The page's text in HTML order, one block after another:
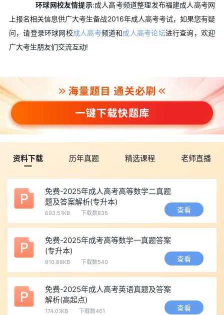
环球网校友情提示:成人高考频道整理发布福建成人高考网
上报名相关信息供广大考生备战2016年成人高考考试，如果您有疑
问，请登录环球网校成人高考频道和成人高考论坛进行查询，欢迎
广大考生朋友们交流互动!
资料下载 历年真题 精选课程 老师直播
免费-2025年成人高考高等数学二真题
题及答案解析(专升本)
693.51KB 下载数835 查看
免费-2025年成考高等数学一真题答案
(专升本)
910.88KB 下载数540 查看
免费-2025年成人高考英语真题及答案
解析(高起点)
174.01KB 下载数461 查看